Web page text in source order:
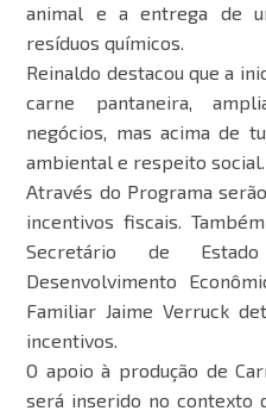
animal e a entrega de
resíduos químicos.
Reinaldo destacou que a
carne pantaneira,
negócios, mas acima de
ambiental e respeito social.
Através do Programa
incentivos fiscais.
Secretário de
Desenvolvimento
Familiar Jaime Verruck
incentivos.
O apoio à produção de
será inserido no contexto